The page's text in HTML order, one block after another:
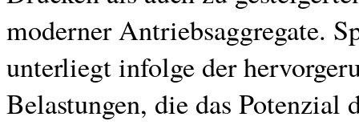
moderner Antriebsaggregate.
unterliegt infolge der
Belastungen, die das Potenzial